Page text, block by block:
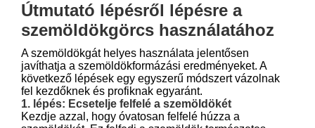
Útmutató lépésről lépésre a
szemöldökgörcs használatához
A szemöldökgát helyes használata jelentősen
javíthatja a szemöldökformázási eredményeket. A
következő lépések egy egyszerű módszert vázolnak
fel kezdőknek és profiknak egyaránt.
1. lépés: Ecsetelje felfelé a szemöldökét
Kezdje azzal, hogy óvatosan felfelé húzza a